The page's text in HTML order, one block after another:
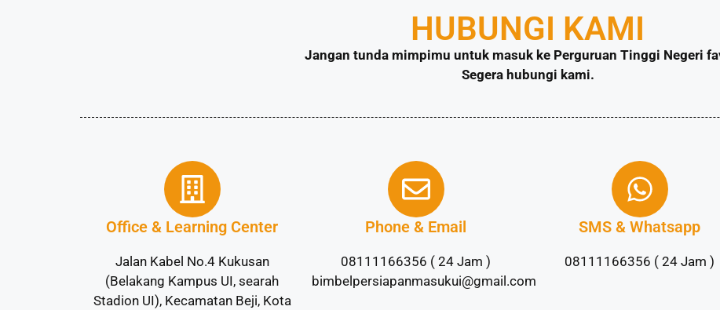
HUBUNGI KAMI
Jangan tunda mimpimu untuk masuk ke Perguruan Tinggi Negeri
Segera hubungi kami.
Office & Learning Center
Jalan Kabel No.4 Kukusan
(Belakang Kampus UI, searah
Stadion UI), Kecamatan Beji, Kota
Phone & Email
08111166356 ( 24 Jam )
bimbelpersiapanmasukui@gmail.com
SMS & Whatsapp
08111166356 ( 24 Jam )